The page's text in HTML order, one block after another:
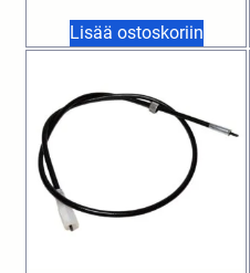
Lisää ostoskoriin